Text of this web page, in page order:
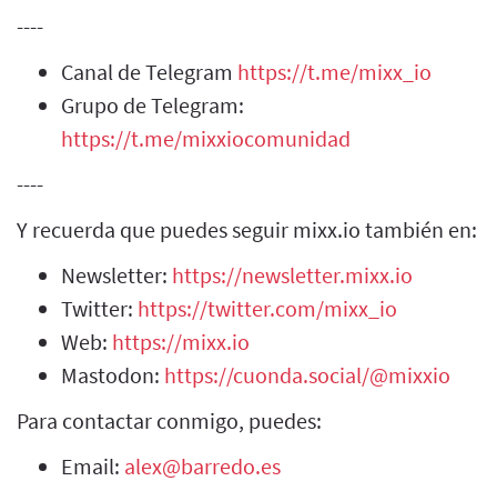
----
Canal de Telegram https://t.me/mixx_io
Grupo de Telegram:
https://t.me/mixxiocomunidad
----
Y recuerda que puedes seguir mixx.io también en:
Newsletter: https://newsletter.mixx.io
Twitter: https://twitter.com/mixx_io
Web: https://mixx.io
Mastodon: https://cuonda.social/@mixxio
Para contactar conmigo, puedes:
Email: alex@barredo.es